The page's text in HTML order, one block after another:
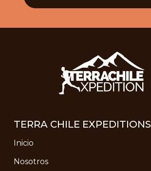
TERRA CHILE EXPEDITIONS
Inicio
Nosotros